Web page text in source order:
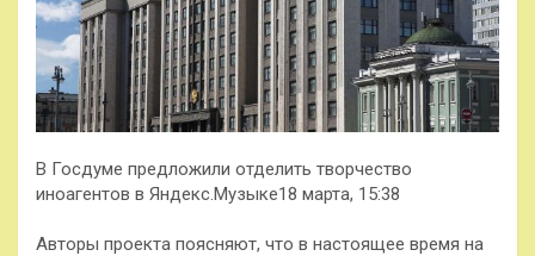
В Госдуме предложили отделить творчество
иноагентов в Яндекс.Музыке18 марта, 15:38
Авторы проекта поясняют, что в настоящее время на